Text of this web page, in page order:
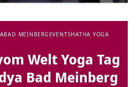
BAD MEINBERG EVENTSHATHA YOGA
Welt Yoga Tag
Bad Meinberg